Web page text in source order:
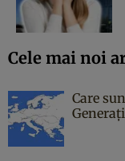
Cele mai noi
Care